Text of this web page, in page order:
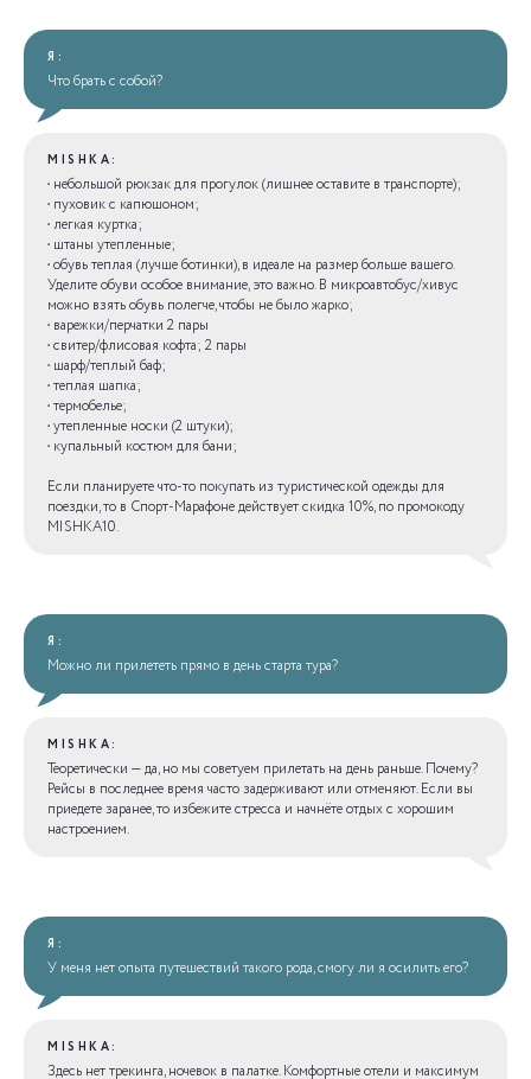
Я:
Что брать с собой?
MISHKA:
• небольшой рюкзак для прогулок (лишнее оставите в транспорте);
• пуховик с капюшоном;
• легкая куртка;
• штаны утепленные;
• обувь теплая (лучше ботинки), в идеале на размер больше вашего.
Уделите обуви особое внимание, это важно. В микроавтобус/хивус
можно взять обувь полегче, чтобы не было жарко;
• варежки/перчатки 2 пары
• свитер/флисовая кофта; 2 пары
• шарф/теплый баф;
• теплая шапка;
• термобелье;
• утепленные носки (2 штуки);
• купальный костюм для бани;
Если планируете что-то покупать из туристической одежды для
поездки, то в Спорт-Марафоне действует скидка 10%, по промокоду
MISHKA10.
Я:
Можно ли прилететь прямо в день старта тура?
MISHKA:
Теоретически — да, но мы советуем прилетать на день раньше. Почему?
Рейсы в последнее время часто задерживают или отменяют. Если вы
приедете заранее, то избежите стресса и начнёте отдых с хорошим
настроением.
Я:
У меня нет опыта путешествий такого рода, смогу ли я осилить его?
MISHKA:
Здесь нет трекинга, ночевок в палатке. Комфортные отели и максимум